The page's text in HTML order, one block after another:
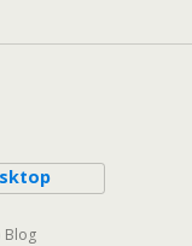
Blog